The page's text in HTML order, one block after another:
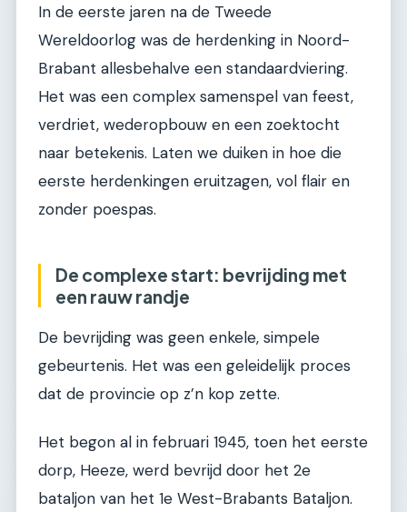
In de eerste jaren na de Tweede
Wereldoorlog was de herdenking in Noord-
Brabant allesbehalve een standaardviering.
Het was een complex samenspel van feest,
verdriet, wederopbouw en een zoektocht
naar betekenis. Laten we duiken in hoe die
eerste herdenkingen eruitzagen, vol flair en
zonder poespas.
De complexe start: bevrijding met
een rauw randje
De bevrijding was geen enkele, simpele
gebeurtenis. Het was een geleidelijk proces
dat de provincie op z’n kop zette.
Het begon al in februari 1945, toen het eerste
dorp, Heeze, werd bevrijd door het 2e
bataljon van het 1e West-Brabants Bataljon.